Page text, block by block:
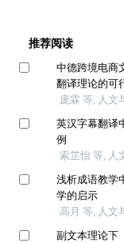
推荐阅读
中德跨境电商
翻译理论的可
庞霖 等, 人文
英汉字幕翻译
例
索芷怡 等, 人
浅析成语教学
学的启示
高月 等, 人文
副文本理论下